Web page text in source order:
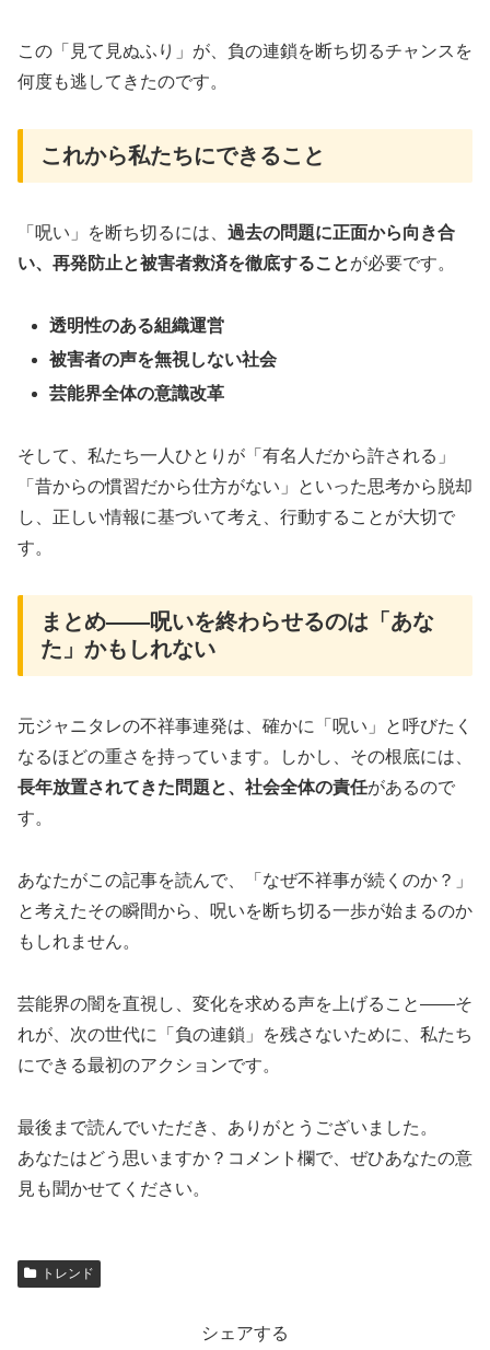
この「見て見ぬふり」が、負の連鎖を断ち切るチャンスを
何度も逃してきたのです。
これから私たちにできること
「呪い」を断ち切るには、 過去の問題に正面から向き合
い、再発防止と被害者救済を徹底することが必要です。
透明性のある組織運営
被害者の声を無視しない社会
芸能界全体の意識改革
そして、私たち一人ひとりが「有名人だから許される」
「昔からの慣習だから仕方がない」といった思考から脱却
し、正しい情報に基づいて考え、行動することが大切で
す。
まとめ――呪いを終わらせるのは「あな
た」かもしれない
元ジャニタレの不祥事連発は、確かに「呪い」と呼びたく
なるほどの重さを持っています。しかし、その根底には、
長年放置されてきた問題と、社会全体の責任があるので
す。
あなたがこの記事を読んで、「なぜ不祥事が続くのか？」
と考えたその瞬間から、呪いを断ち切る一歩が始まるのか
もしれません。
芸能界の闇を直視し、変化を求める声を上げること――そ
れが、次の世代に「負の連鎖」を残さないために、私たち
にできる最初のアクションです。
最後まで読んでいただき、ありがとうございました。
あなたはどう思いますか？コメント欄で、ぜひあなたの意
見も聞かせてください。
トレンド
シェアする